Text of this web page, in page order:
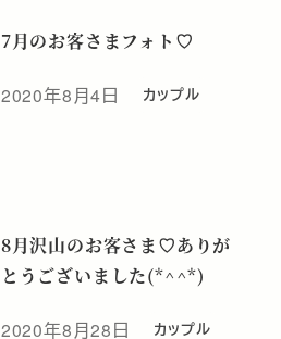
7月のお客さまフォト♡
投稿日
2020年8月4日 カップル
8月沢山のお客さま♡ありが
とうございました(*^^*)
2020年8月28日 カップル